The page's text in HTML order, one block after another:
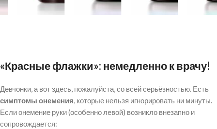
«Красные флажки»: немедленно к врачу!
Девчонки, а вот здeсь, пожалуйста, со всей серьёзностью. Есть
симптомы онемения, которые нельзя игнорировать ни минуты.
Если онемение руки (особенно левой) возникло внезапно и
сопровождается: